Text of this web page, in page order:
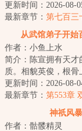
情，守欲，破妄，临
不移之念，持万...
更新时间：2026-08-
最新章节： 第七百三
鹤且冲天（1.1万）
从武馆弟子开始
作者：小鱼上水
简介：陈宣拥有天才
质。相貌英俊，根骨
坚定，从不动摇。自
个万物狰狞的上古...
更新时间：2026-08-
最新章节： 第553章
神祇风暴
作者：骷髅精灵